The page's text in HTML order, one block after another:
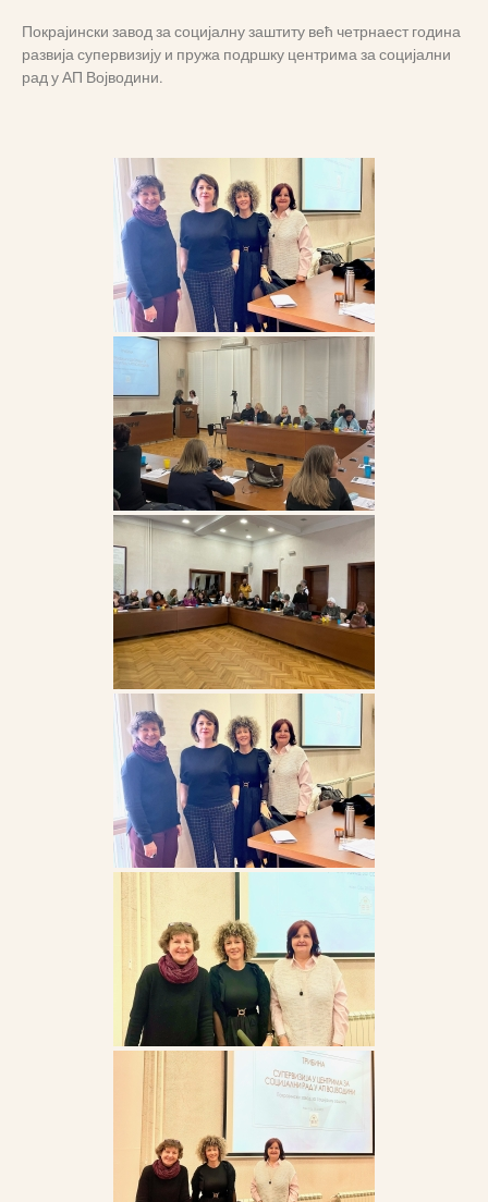
Покрајински завод за социјалну заштиту већ четрнаест година
развија супервизију и пружа подршку центрима за социјални
рад у АП Војводини.